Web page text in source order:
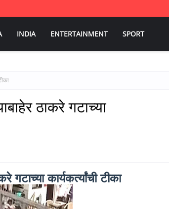
INDIA ENTERTAINMENT SPORT
ठाकरे गटाच्या
गटाच्या कार्यकर्त्यांची टीका